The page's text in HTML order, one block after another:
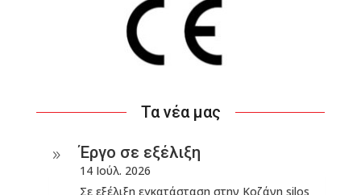
Τα νέα μας
9 Έργο σε εξέλιξη
14 Ιούλ. 2026
Σε εξέλιξη εγκατάσταση στην Κοζάνη silos